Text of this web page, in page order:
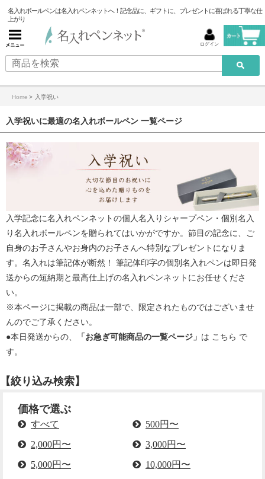
名入れボールペンは名入れペンネットへ！記念品に、ギフトに、プレゼントに喜ばれる丁寧な仕
上がり
ログイン
Home > 入学祝い
入学祝いに最適の名入れボールペン 一覧ページ
入学記念に名入れペンネット の個人名入りシャープペン・ 個別名入
り名入れボールペンを贈られてはいかがですか。節目の記念に、ご
自身のお子さんやお身内のお子さんへ特別なプレゼントになりま
す。名入れは筆記体が断然！ 筆記体印字の個別名入れペンは即日発
送からの短納期と最高仕上げの名入れペンネットにお任せくださ
い。
※本ページに掲載の商品は一部で、限定されたものではございませ
んのでご了承ください。
●本日発送からの、
「お急ぎ可能商品の一覧ページ」 は こちら で
す。
【絞り込み検索】
価格で選ぶ
すべて
500円〜
2,000円〜
3,000円〜
5,000円〜
10,000円〜